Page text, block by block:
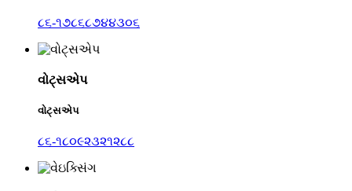
૮૬-૧૭૮૬૮૭૪૪૩૦૬
વોટ્સએપ
વોટ્સએપ
૮૬-૧૮૦૯૨૩૨૧૨૮૮